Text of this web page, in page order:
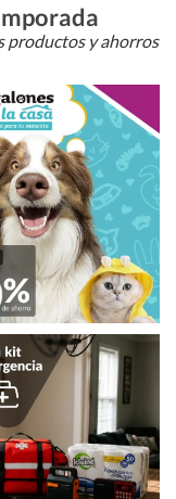
productos y ahorros